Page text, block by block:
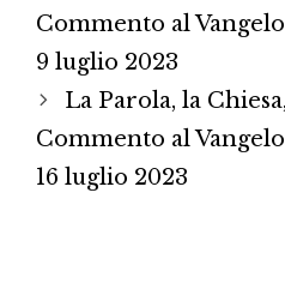
Commento al
9 luglio 2023
La Parola, la
Commento al
16 luglio 2023